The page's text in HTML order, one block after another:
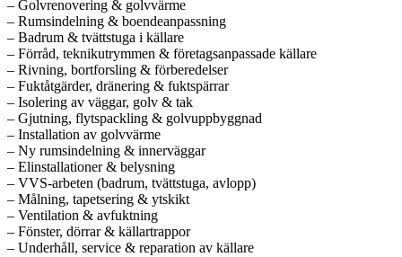
– Golvrenovering & golvvärme
– Rumsindelning & boendeanpassning
– Badrum & tvättstuga i källare
– Förråd, teknikutrymmen & företagsanpassade källare
– Rivning, bortforsling & förberedelser
– Fuktåtgärder, dränering & fuktspärrar
– Isolering av väggar, golv & tak
– Gjutning, flytspackling & golvuppbyggnad
– Installation av golvvärme
– Ny rumsindelning & innerväggar
– Elinstallationer & belysning
– VVS-arbeten (badrum, tvättstuga, avlopp)
– Målning, tapetsering & ytskikt
– Ventilation & avfuktning
– Fönster, dörrar & källartrappor
– Underhåll, service & reparation av källare